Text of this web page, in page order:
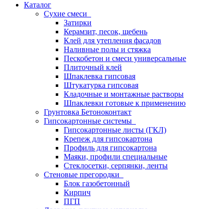
Каталог
Сухие смеси
Затирки
Керамзит, песок, щебень
Клей для утепления фасадов
Наливные полы и стяжка
Пескобетон и смеси универсальные
Плиточный клей
Шпаклевка гипсовая
Штукатурка гипсовая
Кладочные и монтажные растворы
Шпаклевки готовые к применению
Грунтовка Бетоноконтакт
Гипсокартонные системы
Гипсокартонные листы (ГКЛ)
Крепеж для гипсокартона
Профиль для гипсокартона
Маяки, профили специальные
Стеклосетки, серпянки, ленты
Стеновые прегородки
Блок газобетонный
Кирпич
ПГП